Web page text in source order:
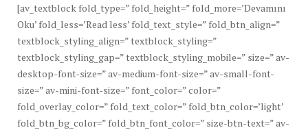
[av_textblock fold_type=” fold_height=” fold_more=’Devamını
Oku’ fold_less=’Read less’ fold_text_style=” fold_btn_align=”
textblock_styling_align=” textblock_styling=”
textblock_styling_gap=” textblock_styling_mobile=” size=” av-
desktop-font-size=” av-medium-font-size=” av-small-font-
size=” av-mini-font-size=” font_color=” color=”
fold_overlay_color=” fold_text_color=” fold_btn_color=’light’
fold_btn_bg_color=” fold_btn_font_color=” size-btn-text=” av-